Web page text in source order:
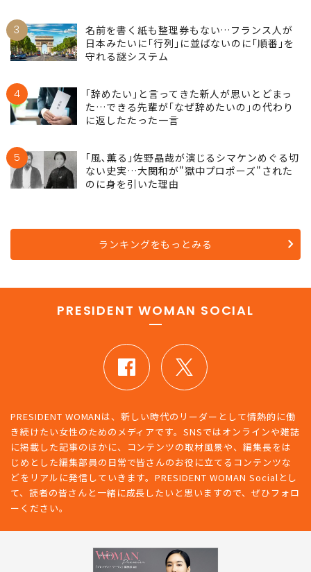
3
名前を書く紙も整理券もない…フランス人が
日本みたいに｢行列｣に並ばないのに｢順番｣を
守れる謎システム
4
｢辞めたい｣と言ってきた新人が思いとどまっ
た…できる先輩が｢なぜ辞めたいの｣の代わり
に返したたった一言
5
｢風､薫る｣佐野晶哉が演じるシマケンめぐる切
ない史実…大関和が"獄中プロポーズ"された
のに身を引いた理由
ランキングをもっとみる
PRESIDENT WOMAN SOCIAL
PRESIDENT WOMANは、新しい時代のリーダーとして情熱的に働
き続けたい女性のためのメディアです。SNSではオンラインや雑誌
に掲載した記事のほかに、コンテンツの取材風景や、編集長をは
じめとした編集部員の日常で皆さんのお役に立てるコンテンツな
どをリアルに発信していきます。PRESIDENT WOMAN Socialとし
て、読者の皆さんと一緒に成長したいと思いますので、ぜひフォロ
ーください。